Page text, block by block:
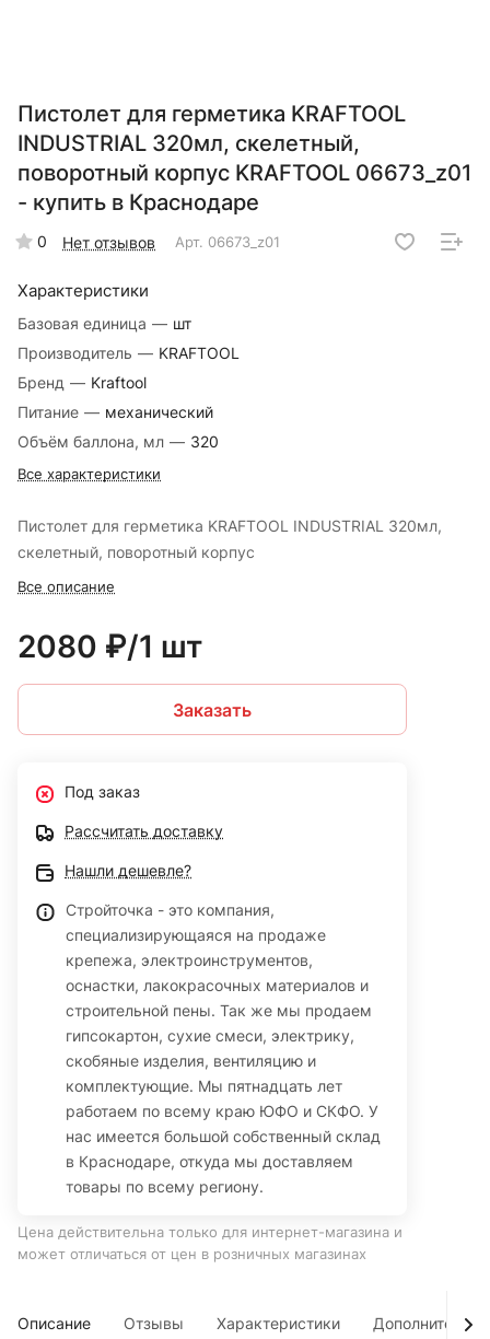
Пистолет для герметика KRAFTOOL
INDUSTRIAL 320мл, скелетный,
поворотный корпус KRAFTOOL 06673_z01
- купить в Краснодаре
0 Нет отзывов Арт. 06673_z01
Характеристики
Базовая единица — шт
Производитель — KRAFTOOL
Бренд — Kraftool
Питание — механический
Объём баллона, мл — 320
Все характеристики
Пистолет для герметика KRAFTOOL INDUSTRIAL 320мл,
скелетный, поворотный корпус
Все описание
2080 ₽/1 шт
Заказать
Под заказ
Рассчитать доставку
Нашли дешевле?
Стройточка - это компания,
специализирующаяся на продаже
крепежа, электроинструментов,
оснастки, лакокрасочных материалов и
строительной пены. Так же мы продаем
гипсокартон, сухие смеси, электрику,
скобяные изделия, вентиляцию и
комплектующие. Мы пятнадцать лет
работаем по всему краю ЮФО и СКФО. У
нас имеется большой собственный склад
в Краснодаре, откуда мы доставляем
товары по всему региону.
Цена действительна только для интернет-магазина и
может отличаться от цен в розничных магазинах
Описание Отзывы Характеристики Дополнительно